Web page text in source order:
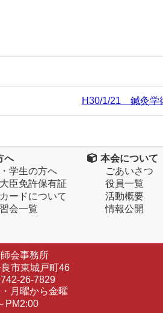
H30/1/21 鍼灸学
へ
学生の方へ
臣免許保有証
ードについて
会一覧
本会について
ごあいさつ
役員一覧
活動概要
情報公開
会事務所
市東城戸町46
26-7829
月曜から金曜
PM2:00